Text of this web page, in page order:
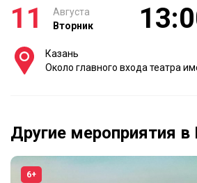
11
Августа
Вторник
Казань
Около главного входа театра
Другие мероприятия в
6+